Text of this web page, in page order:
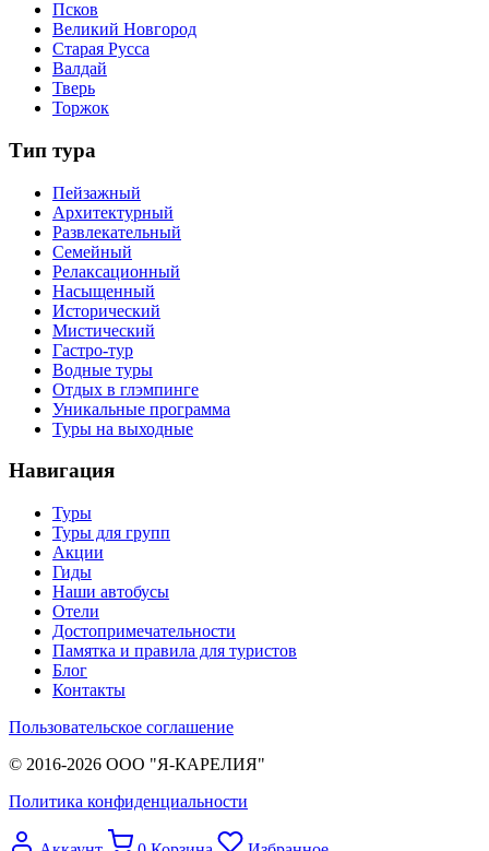
Псков
Великий Новгород
Старая Русса
Валдай
Тверь
Торжок
Тип тура
Пейзажный
Архитектурный
Развлекательный
Семейный
Релаксационный
Насыщенный
Исторический
Мистический
Гастро-тур
Водные туры
Отдых в глэмпинге
Уникальные программа
Туры на выходные
Навигация
Туры
Туры для групп
Акции
Гиды
Наши автобусы
Отели
Достопримечательности
Памятка и правила для туристов
Блог
Контакты
Пользовательское соглашение
© 2016-2026 ООО "Я-КАРЕЛИЯ"
Политика конфиденциальности